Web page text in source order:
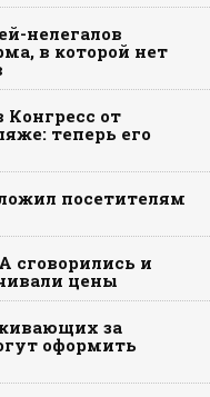
нелегалов
в которой нет
от
теперь его
посетителям
сговорились и
цены
за
оформить